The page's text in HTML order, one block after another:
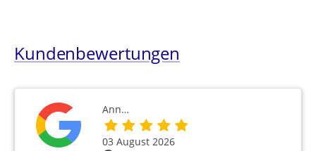
Kundenbewertungen
Ann…
03 August 2026